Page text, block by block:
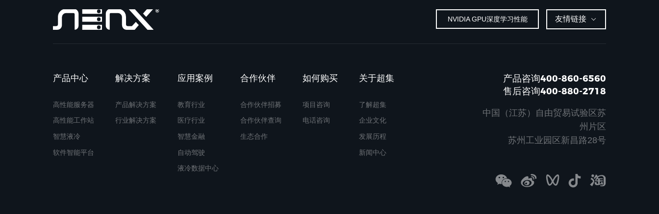
NVIDIA GPU深度学习性能 友情链接
产品中心
高性能服务器
高性能工作站
智慧液冷
软件智能平台
解决方案
产品解决方案
行业解决方案
应用案例
教育行业
医疗行业
智慧金融
自动驾驶
液冷数据中心
合作伙伴
合作伙伴招募
合作伙伴查询
生态合作
如何购买
项目咨询
电话咨询
关于超集
了解超集
企业文化
发展历程
新闻中心
产品咨询400-860-6560
售后咨询400-880-2718
中国（江苏）自由贸易试验区苏
州片区
苏州工业园区新昌路28号